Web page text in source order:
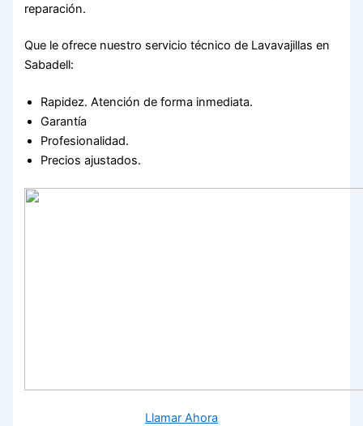
reparación.
Que le ofrece nuestro servicio técnico de Lavavajillas en
Sabadell:
Rapidez. Atención de forma inmediata.
Garantía
Profesionalidad.
Precios ajustados.
Llamar Ahora